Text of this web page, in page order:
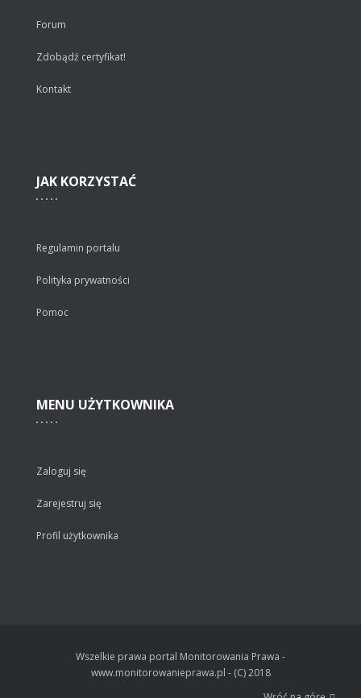
Forum
Zdobądź certyfikat!
Kontakt
JAK KORZYSTAĆ
Regulamin portalu
Polityka prywatności
Pomoc
MENU UŻYTKOWNIKA
Zaloguj się
Zarejestruj się
Profil użytkownika
Wszelkie prawa portal Monitorowania Prawa -
www.monitorowanieprawa.pl - (C) 2018